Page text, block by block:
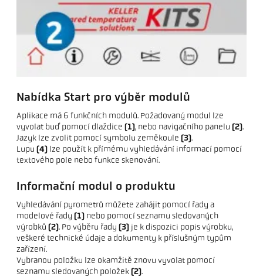
Nabídka Start pro výběr modulů
Aplikace má 6 funkčních modulů. Požadovaný modul lze
vyvolat buď pomocí dlaždice(1), nebo navigačního panelu(2).
Jazyk lze zvolit pomocí symbolu zeměkoule(3).
Lupu(4) lze použít k přímému vyhledávání informací pomocí
textového pole nebo funkce skenování.
Informační modul o produktu
Vyhledávání pyrometrů můžete zahájit pomocí řady a
modelové řady(1) nebo pomocí seznamu sledovaných
výrobků(2). Po výběru řady(3) je k dispozici popis výrobku,
veškeré technické údaje a dokumenty k příslušným typům
zařízení.
Vybranou položku lze okamžitě znovu vyvolat pomocí
seznamu sledovaných položek(2).